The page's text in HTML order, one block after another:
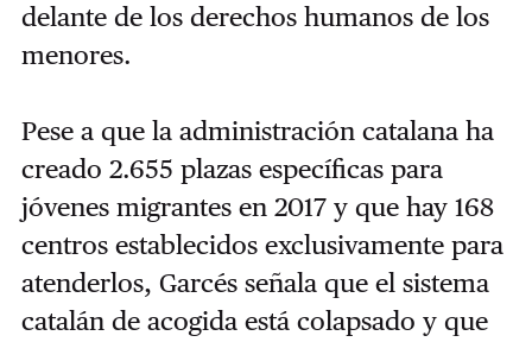
delante de los derechos humanos de los
menores.
Pese a que la administración catalana ha
creado 2.655 plazas específicas para
jóvenes migrantes en 2017 y que hay 168
centros establecidos exclusivamente para
atenderlos, Garcés señala que el sistema
catalán de acogida está colapsado y que